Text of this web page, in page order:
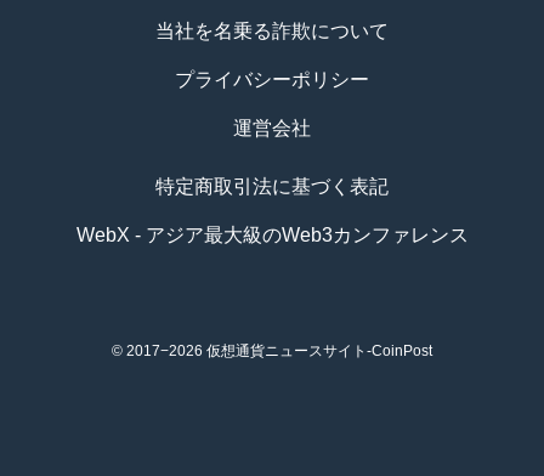
当社を名乗る詐欺について
プライバシーポリシー
運営会社
特定商取引法に基づく表記
WebX - アジア最大級のWeb3カンファレンス
© 2017−2026 仮想通貨ニュースサイト-CoinPost